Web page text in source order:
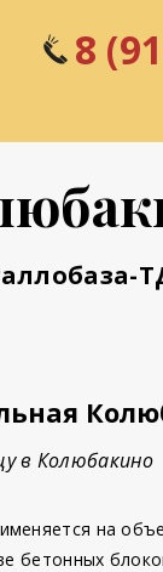
8
в Колюбакино
на
бетонных